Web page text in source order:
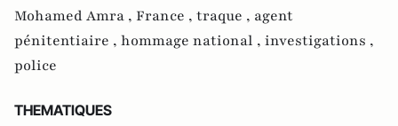
Mohamed Amra , France , traque , agent
pénitentiaire , hommage national , investigations ,
police
THEMATIQUES